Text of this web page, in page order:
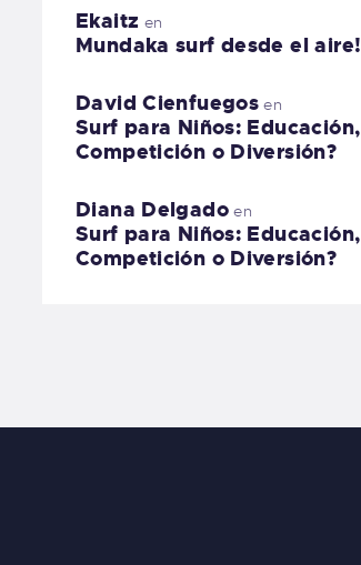
Ekaitz en
Mundaka surf desde el aire!
David Cienfuegos en
Surf para Niños: Educación,
Competición o Diversión?
Diana Delgadoen
Surf para Niños: Educación,
Competición o Diversión?